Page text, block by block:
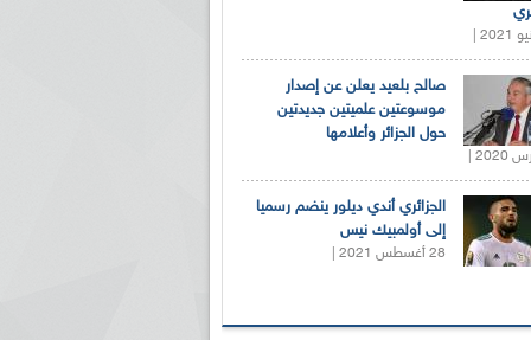
صالح بلعيد يعلن عن إصدار
موسوعتين علميتين جديدتين
حول الجزائر وأعلامها
الجزائري أندي ديلور ينضم رسميا
إلى أولمبيك نيس
28 أغسطس 2021 |